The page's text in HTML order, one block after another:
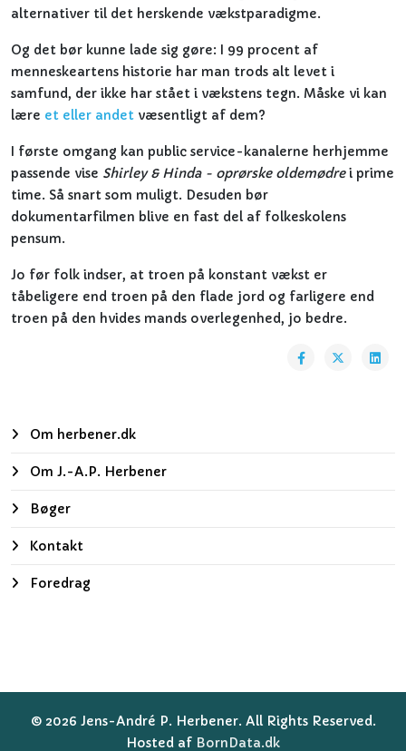
alternativer til det herskende vækstparadigme.
Og det bør kunne lade sig gøre: I 99 procent af
menneskeartens historie har man trods alt levet i
samfund, der ikke har stået i vækstens tegn. Måske vi kan
lære et eller andet væsentligt af dem?
I første omgang kan public service-kanalerne herhjemme
passende vise Shirley & Hinda - oprørske oldemødrei prime
time. Så snart som muligt. Desuden bør
dokumentarfilmen blive en fast del af folkeskolens
pensum.
Jo før folk indser, at troen på konstant vækst er
tåbeligere end troen på den flade jord og farligere end
troen på den hvides mands overlegenhed, jo bedre.
Om herbener.dk
Om J.-A.P. Herbener
Bøger
Kontakt
Foredrag
© 2026 Jens-André P. Herbener. All Rights Reserved.
Hosted af BornData.dk